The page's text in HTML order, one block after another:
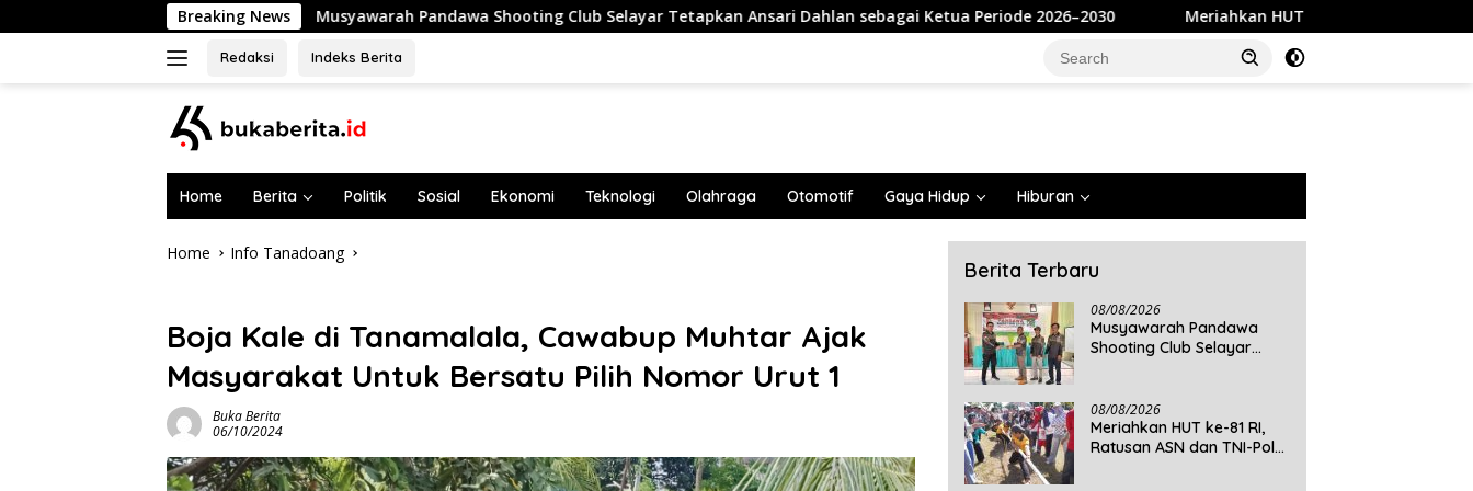
to
Breaking News
Musyawarah Pandawa Shooting Club Selayar Tetapkan Ansari Dahlan sebagai Ketua Periode 2026–2030 Meriahkan HUT ke-81 RI, Ratusan ASN dan TNI-Polri Ikuti
Redaksi Indeks Berita
Home Berita Politik Sosial Ekonomi Teknologi Olahraga Otomotif Gaya Hidup Hiburan
Home Info Tanadoang
Boja Kale di Tanamalala, Cawabup Muhtar Ajak
Masyarakat Untuk Bersatu Pilih Nomor Urut 1
Buka Berita
06/10/2024
Berita Terbaru
08/08/2026
Musyawarah Pandawa
Shooting Club Selayar
2026–2030
08/08/2026
Meriahkan HUT ke-81 RI,
Ratusan ASN dan TNI-Polri